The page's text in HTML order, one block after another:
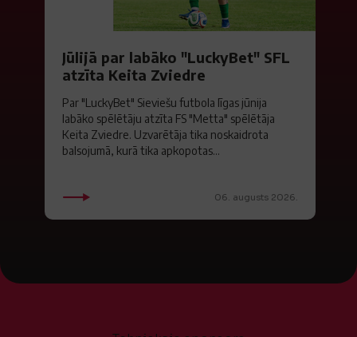
Jūlijā par labāko "LuckyBet" SFL
atzīta Keita Zviedre
Par "LuckyBet" Sieviešu futbola līgas jūnija
labāko spēlētāju atzīta FS "Metta" spēlētāja
Keita Zviedre. Uzvarētāja tika noskaidrota
balsojumā, kurā tika apkopotas...
06. augusts 2026.